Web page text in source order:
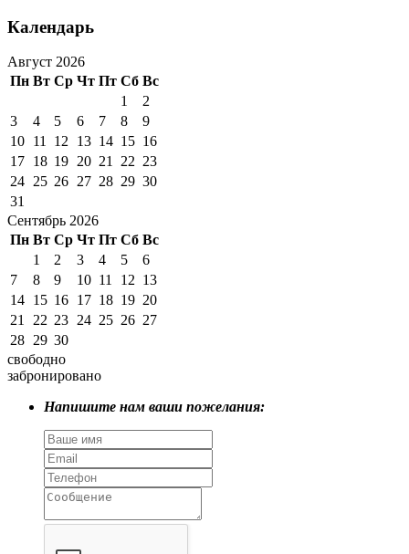
Календарь
Август 2026
Пн Вт Ср Чт Пт Сб Вс
1
2
3
4 5 6 7 8
9
10 11 12 13 14 15 16
17 18 19 20 21 22 23
24 25 26 27 28 29 30
31
Сентябрь 2026
Пн Вт Ср Чт Пт Сб Вс
1
2 3 4 5
6
7
8 9 10 11 12 13
14 15 16 17 18 19 20
21
22 23 24 25 26 27
28 29 30
свободно
забронировано
Напишите нам ваши пожелания: